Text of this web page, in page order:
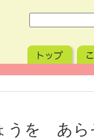
うを あら